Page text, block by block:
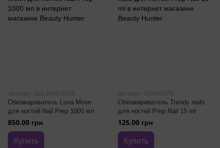
Артикул: 325-2945-0916
Обезжириватель Luna Moon
для ногтей Nail Prep 1000 мл
850.00 грн
Купить
Артикул: 20AV-03TN
Обезжириватель Trendy nails
для ногтей Prep Nail 15 ml
125.00 грн
Купить